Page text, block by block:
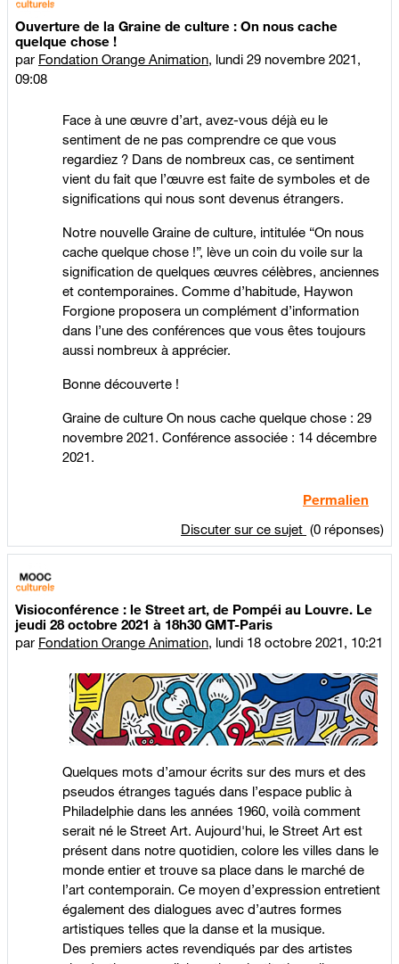
Ouverture de la Graine de culture : On nous cache
quelque chose !
par Fondation Orange Animation, lundi 29 novembre 2021,
09:08
Face à une œuvre d’art, avez-vous déjà eu le
sentiment de ne pas comprendre ce que vous
regardiez ? Dans de nombreux cas, ce sentiment
vient du fait que l’œuvre est faite de symboles et de
significations qui nous sont devenus étrangers.
Notre nouvelle Graine de culture, intitulée “On nous
cache quelque chose !”, lève un coin du voile sur la
signification de quelques œuvres célèbres, anciennes
et contemporaines. Comme d’habitude, Haywon
Forgione proposera un complément d’information
dans l’une des conférences que vous êtes toujours
aussi nombreux à apprécier.
Bonne découverte !
Graine de culture On nous cache quelque chose : 29
novembre 2021. Conférence associée : 14 décembre
2021.
Permalien
Discuter sur ce sujet (0 réponses)
Visioconférence : le Street art, de Pompéi au Louvre. Le
jeudi 28 octobre 2021 à 18h30 GMT-Paris
par Fondation Orange Animation, lundi 18 octobre 2021, 10:21
Quelques mots d’amour écrits sur des murs et des
pseudos étranges tagués dans l’espace public à
Philadelphie dans les années 1960, voilà comment
serait né le Street Art. Aujourd'hui, le Street Art est
présent dans notre quotidien, colore les villes dans le
monde entier et trouve sa place dans le marché de
l’art contemporain. Ce moyen d’expression entretient
également des dialogues avec d’autres formes
artistiques telles que la danse et la musique.
Des premiers actes revendiqués par des artistes